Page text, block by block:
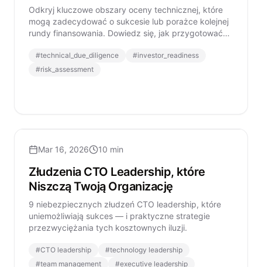
Odkryj kluczowe obszary oceny technicznej, które
mogą zadecydować o sukcesie lub porażce kolejnej
rundy finansowania. Dowiedz się, jak przygotować
przeprowadzanej przez inwestorów.
#technical_due_diligence #investor_readiness
#risk_assessment
Mar 16, 2026 10 min
Złudzenia CTO Leadership, które
Niszczą Twoją Organizację
9 niebezpiecznych złudzeń CTO leadership, które
uniemożliwiają sukces — i praktyczne strategie
przezwyciężania tych kosztownych iluzji.
#CTO leadership #technology leadership
#team management #executive leadership